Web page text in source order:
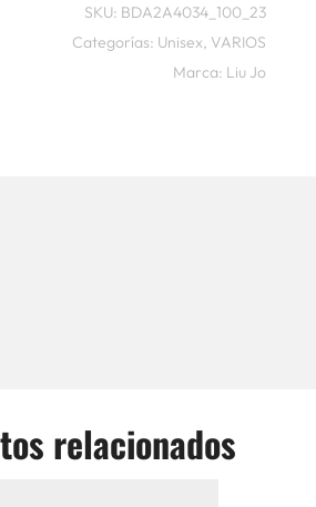
SKU: BDA2A4034_100_23
Categorías: Unisex, VARIOS
Marca: Liu Jo
relacionados